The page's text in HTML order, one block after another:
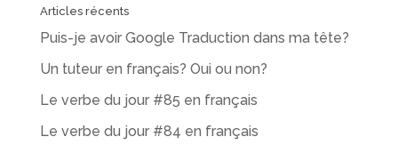
Articles récents
Puis-je avoir Google Traduction dans ma tête?
Un tuteur en français? Oui ou non?
Le verbe du jour #85 en français
Le verbe du jour #84 en français